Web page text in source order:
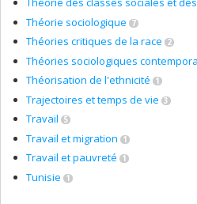
Théorie sociologique 7
Théories critiques de la race 2
Théories sociologiques
Théorisation de l'ethnicité 1
Trajectoires et temps de vie 3
Travail 5
Travail et migration 1
Travail et pauvreté 1
Tunisie 1